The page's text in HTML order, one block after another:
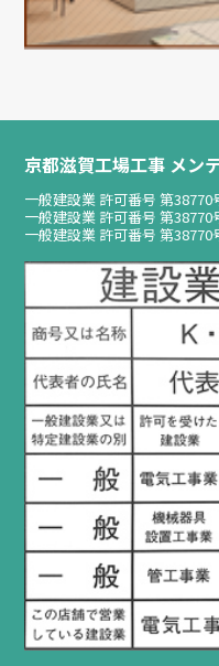
京都滋賀工場工事 メン
一般建設業 許可番号 第38770
一般建設業 許可番号 第38770
一般建設業 許可番号 第38770